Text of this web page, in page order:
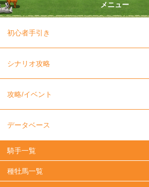
メニュー
初心者手引き
シナリオ攻略
攻略/イベント
データベース
騎手一覧
種牡馬一覧